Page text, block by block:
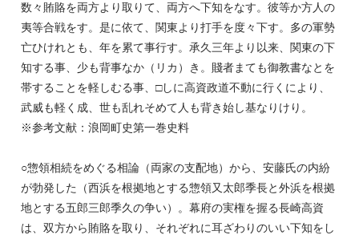
数々賄賂を両方より取りて、両方へ下知をなす。彼等か方人の
夷等合戦をす。是に依て、関東より打手を度々下す。多の軍勢
亡ひけれとも、年を累て事行す。承久三年より以来、関東の下
知する事、少も背事なか（リカ）き。賤者まても御教書なとを
帯することを軽しむる事、□しに高資政道不動に行くにより、
武威も軽く成、世も乱れそめて人も背き始し基なりけり。
※参考文献：浪岡町史第一巻史料
○惣領相続をめぐる相論（両家の支配地）から、安藤氏の内紛
が勃発した（西浜を根拠地とする惣領又太郎季長と外浜を根拠
地とする五郎三郎季久の争い）。幕府の実権を握る長崎高資
は、双方から賄賂を取り、それぞれに耳ざわりのいい下知をし